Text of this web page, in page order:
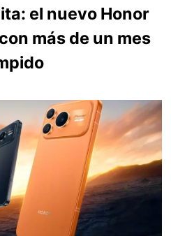
el nuevo Honor
más de un mes